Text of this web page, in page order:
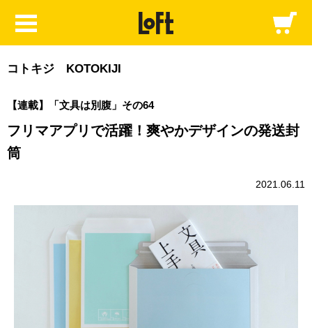
コトキジ KOTOKIJI
【連載】「文具は別腹」その64
フリマアプリで活躍！爽やかデザインの発送封
筒
2021.06.11